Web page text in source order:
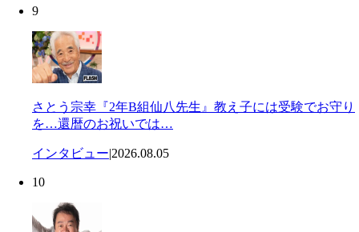
9
さとう宗幸『2年B組仙八先生』教え子には受験でお守り
を…還暦のお祝いでは…
インタビュー|2026.08.05
10